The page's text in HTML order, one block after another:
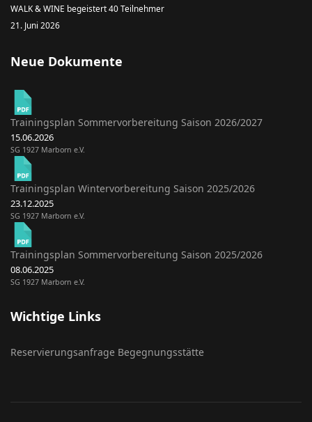
WALK & WINE begeistert 40 Teilnehmer
21. Juni 2026
Neue Dokumente
Trainingsplan Sommervorbereitung Saison 2026/2027
15.06.2026
SG 1927 Marborn e.V.
Trainingsplan Wintervorbereitung Saison 2025/2026
23.12.2025
SG 1927 Marborn e.V.
Trainingsplan Sommervorbereitung Saison 2025/2026
08.06.2025
SG 1927 Marborn e.V.
Wichtige Links
Reservierungsanfrage Begegnungsstätte